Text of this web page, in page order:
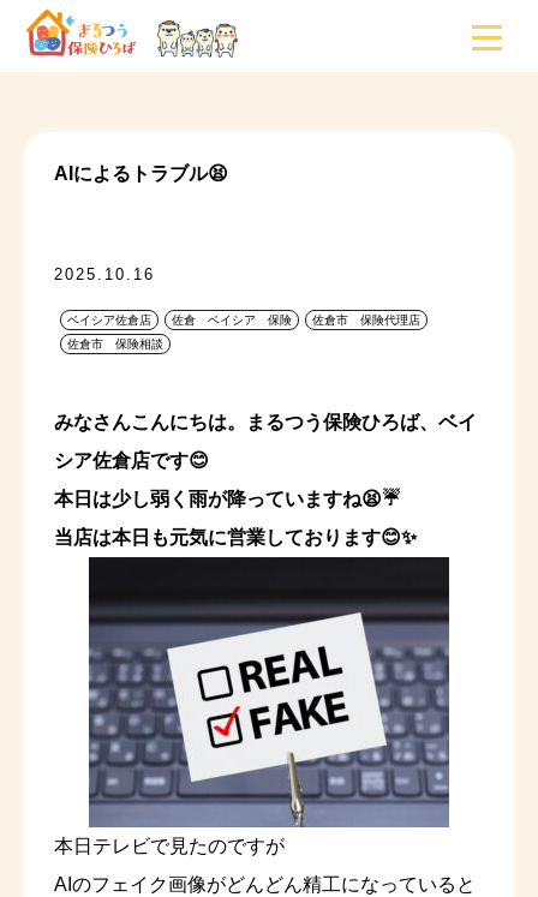
AIによるトラブル😫
2025.10.16
ベイシア佐倉店 佐倉 ベイシア 保険
佐倉市 保険代理店
佐倉市 保険相談
みなさんこんにちは。まるつう保険ひろば、ベイ
シア佐倉店です😊
本日は少し弱く雨が降っていますね😫☔
当店は本日も元気に営業しております😊✨
本日テレビで見たのですが
AIのフェイク画像がどんどん精工になっていると